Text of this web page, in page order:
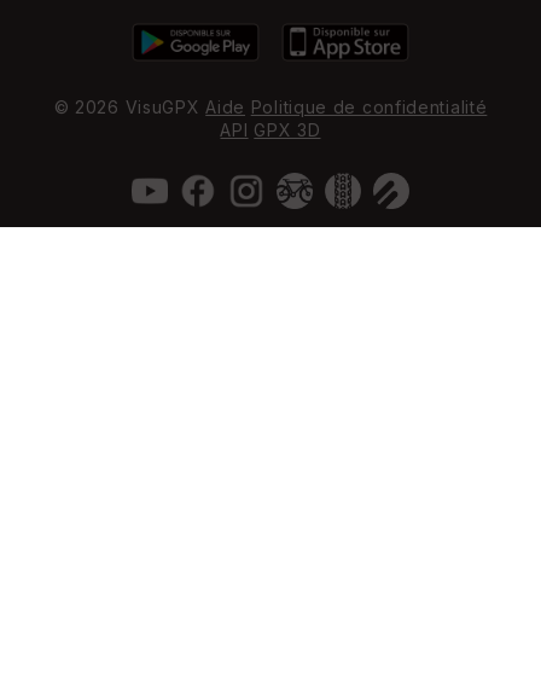
© 2026 VisuGPX Aide Politique de confidentialité
API GPX 3D